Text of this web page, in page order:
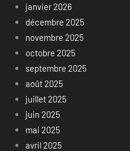
janvier 2026
décembre 2025
novembre 2025
octobre 2025
septembre 2025
août 2025
juillet 2025
juin 2025
mai 2025
avril 2025